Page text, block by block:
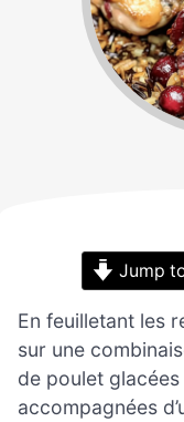
Jump
En feuilletant les
sur une
de poulet
accompagnées